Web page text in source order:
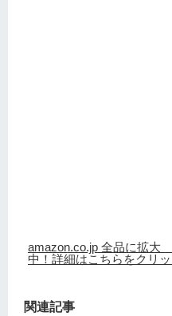
amazon.co.jp 全品に拡大
中！詳細はこちらをクリッ
関連記事